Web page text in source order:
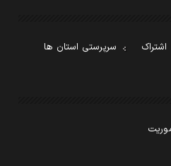
اشتراک
سرپرستی استان ها